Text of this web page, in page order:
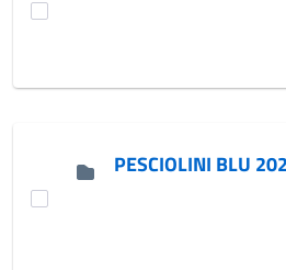
PESCIOLINI BLU